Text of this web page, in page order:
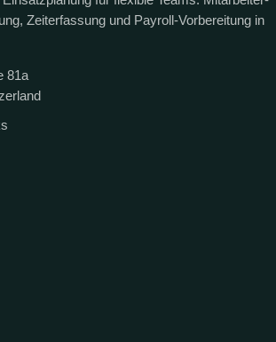
Zeiterfassung und Payroll-Vorbereitung in
81a